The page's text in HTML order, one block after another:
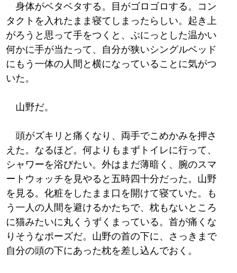
身体がベタベタする。目がゴロゴロする。コン
タクトを入れたまま寝てしまったらしい。起き上
がろうと思って手をつくと、ぷにっとした温かい
何かに手が当たって、自分が狭いシングルベッド
にもう一体の人間と横になっていることに気がつ
いた。
山野だ。
頭がズキリと痛くなり、両手でこめかみを押さ
えた。なるほど。何よりもまずトイレに行って、
シャワーを浴びたい。外はまだ薄暗く、腕のスマ
ートウォッチを見やると五時四十分だった。山野
を見る。化粧をしたまま口を開けて寝ていた。も
う一人の人間を避けるかたちで、枕もないところ
に猫みたいに丸くうずくまっている。首が痛くな
りそうなポーズだ。山野の首の下に、さっきまで
自分の頭の下にあった枕を差し込んでおく。